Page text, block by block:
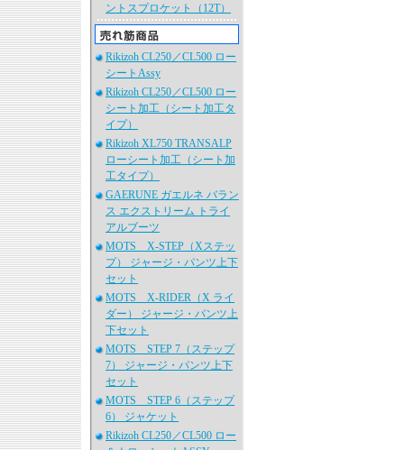
ントスプロケット（12T）
Rikizoh CL250／CL500 ロー
シートAssy
Rikizoh CL250／CL500 ロー
シート加工（シート加工タ
イプ）
Rikizoh XL750 TRANSALP
ローシート加工（シート加
工タイプ）
GAERUNE ガエルネ バラン
ス エクストリーム トライ
アルブーツ
MOTS X-STEP（Xステッ
プ） ジャージ・パンツ上下
セット
MOTS X-RIDER（X ライ
ダー） ジャージ・パンツ上
下セット
MOTS STEP 7（ステップ
7） ジャージ・パンツ上下
セット
MOTS STEP 6（ステップ
6） ジャケット
Rikizoh CL250／CL500 ロー